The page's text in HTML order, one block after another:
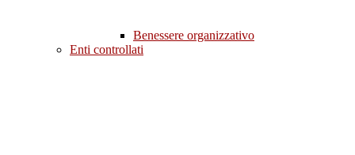
Benessere organizzativo
Enti controllati